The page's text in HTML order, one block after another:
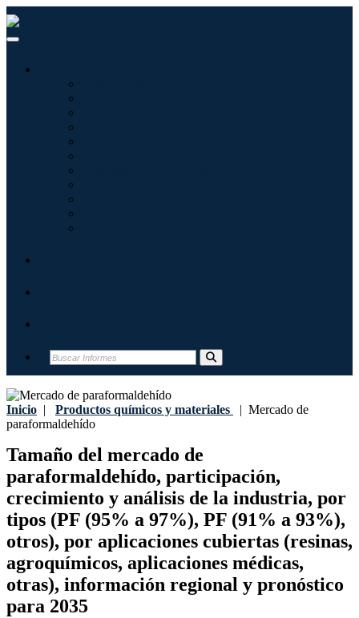
Inicio | Productos químicos y materiales | Mercado de
paraformaldehído
Tamaño del mercado de
paraformaldehído, participación,
crecimiento y análisis de la industria, por
tipos (PF (95% a 97%), PF (91% a 93%),
otros), por aplicaciones cubiertas (resinas,
agroquímicos, aplicaciones médicas,
otras), información regional y pronóstico
para 2035